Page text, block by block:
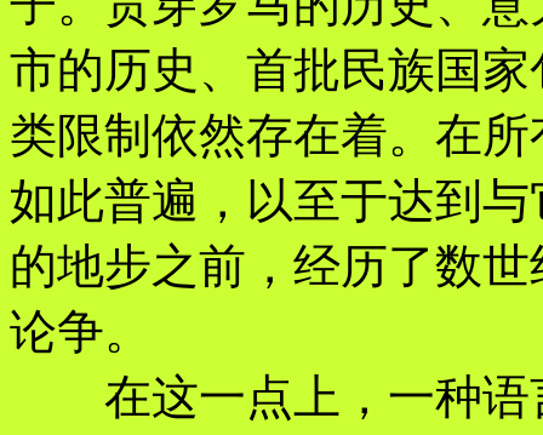
市的历史、首批民族国
类限制依然存在着。在
如此普遍，以至于达到
的地步之前，经历了数
论争。
在这一点上，一种语